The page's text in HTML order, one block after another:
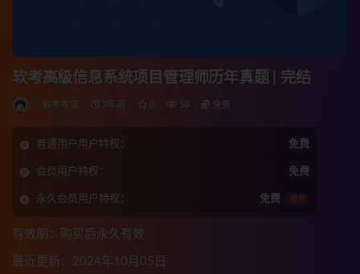
软考高级信息系统项目管理师历年真题 | 完结
软考考证 3年前 0 50 免费
普通用户用户特权： 免费
会员用户特权： 免费
永久会员用户特权： 免费 推荐
有效期：购买后永久有效
最近更新：2024年10月05日